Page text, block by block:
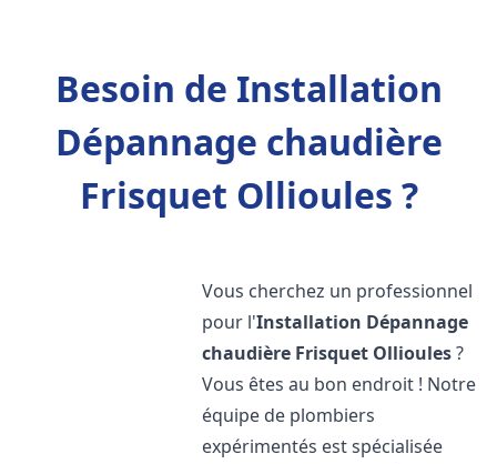
Besoin de Installation
Dépannage chaudière
Frisquet Ollioules ?
Vous cherchez un professionnel
pour l'Installation Dépannage
chaudière Frisquet Ollioules?
Vous êtes au bon endroit ! Notre
équipe de plombiers
expérimentés est spécialisée